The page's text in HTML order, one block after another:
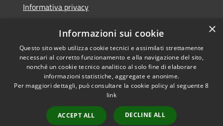
Informativa privacy
Dichiarazione di accessibilità
RSS
Copyright © 2026 • Comune di
Municipium •
×
Informazioni sui cookie
Questo sito web utilizza cookie tecnici e assimilati strettamente
necessari al corretto funzionamento e alla navigazione del sito,
nonché un cookie tecnico analitico al solo fine di elaborare
informazioni statistiche, aggregate e anonime.
Per maggiori dettagli, può consultare la cookie policy al seguente8
link
ACCEPT ALL DECLINE ALL